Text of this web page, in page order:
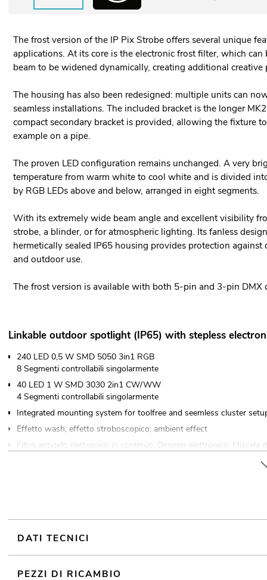
The frost version of the IP Pix Strobe offers several unique
applications. At its core is the electronic frost filter, which
beam to be widened dynamically, creating additional creative
The housing has also been redesigned: multiple units can
seamless installations. The included bracket is the longer
compact secondary bracket is provided, allowing the fixture
example on a pipe.
The proven LED configuration remains unchanged. A very
temperature from warm white to cool white and is divided
by RGB LEDs above and below, arranged in eight segments.
With its extremely wide beam angle and excellent visibility
strobe, a blinder, or for atmospheric lighting. Its fanless
hermetically sealed IP65 housing provides protection
and outdoor use.
The frost version is available with both 5-pin and 3-pin DMX
Linkable outdoor spotlight (IP65) with stepless
240 LED 0,5 W SMD 5050 3in1 RGB
8 Segmenti controllabili singolarmente
40 LED 1 W SMD 3030 2in1 CW/WW
4 Segmenti controllabili singolarmente
Integrated mounting system for toolfree and seemless cluster
Effetto wash; effetto stroboscopico; ambient effect
Filtro antigelo elettronico in continuo; Dimmer elettronico; Miscela
Controllabile via stand-alone; controllo della musica via microfono;
With a beam angle of 120°
Indice di resa cromatica buono (CRI)
Tinta unita Schermo OLED
DATI TECNICI
PEZZI DI RICAMBIO